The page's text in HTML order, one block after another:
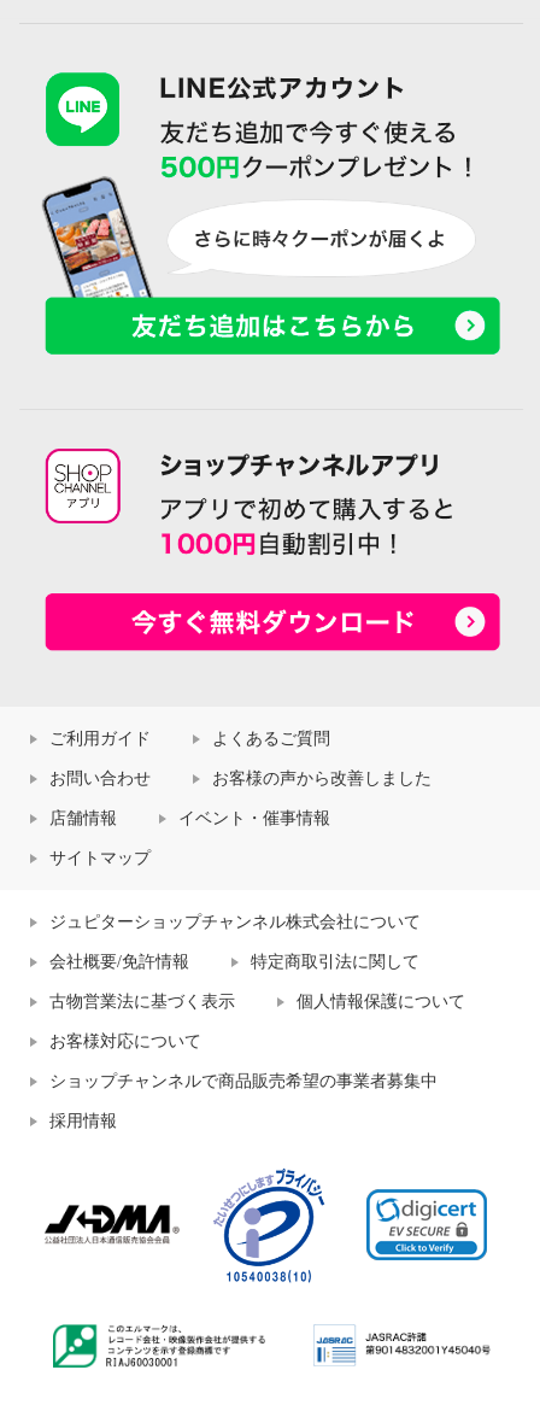
ご利用ガイド よくあるご質問
お問い合わせ お客様の声から改善しました
店舗情報 イベント・催事情報
サイトマップ
ジュピターショップチャンネル株式会社について
会社概要/免許情報 特定商取引法に関して
古物営業法に基づく表示 個人情報保護について
お客様対応について
ショップチャンネルで商品販売希望の事業者募集中
採用情報